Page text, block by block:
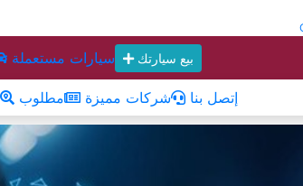
سيارات مستعملة بيع سيارتك
مطلوب شركات مميزة إتصل بنا